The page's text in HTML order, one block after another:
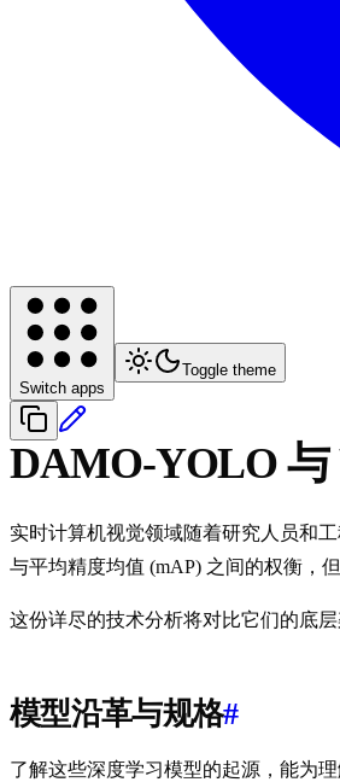
Switch apps
Toggle theme
DAMO-YOLO 与
实时计算机视觉领域随着研究人员和
与平均精度均值 (mAP) 之间的权衡，
这份详尽的技术分析将对比它们的底
模型沿革与规格#
了解这些深度学习模型的起源，能为